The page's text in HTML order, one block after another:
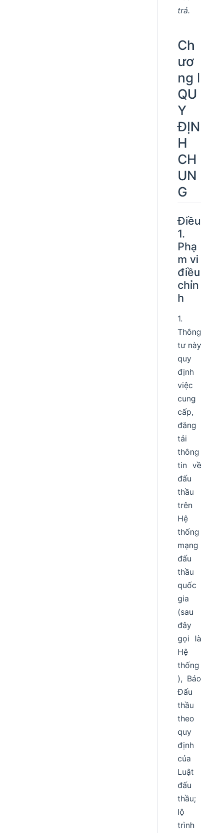
trả.
Ch
ươ
ng I
QU
Y
ĐỊN
H
CH
UN
G
Điều
1.
Phạ
m vi
điều
chỉn
h
1.
Thông
tư này
quy
định
việc
cung
cấp,
đăng
tải
thông
tin về
đấu
thầu
trên
Hệ
thống
mạng
đấu
thầu
quốc
gia
(sau
đây
gọi là
Hệ
thống
), Báo
Đấu
thầu
theo
quy
định
của
Luật
đấu
thầu;
lộ
trình